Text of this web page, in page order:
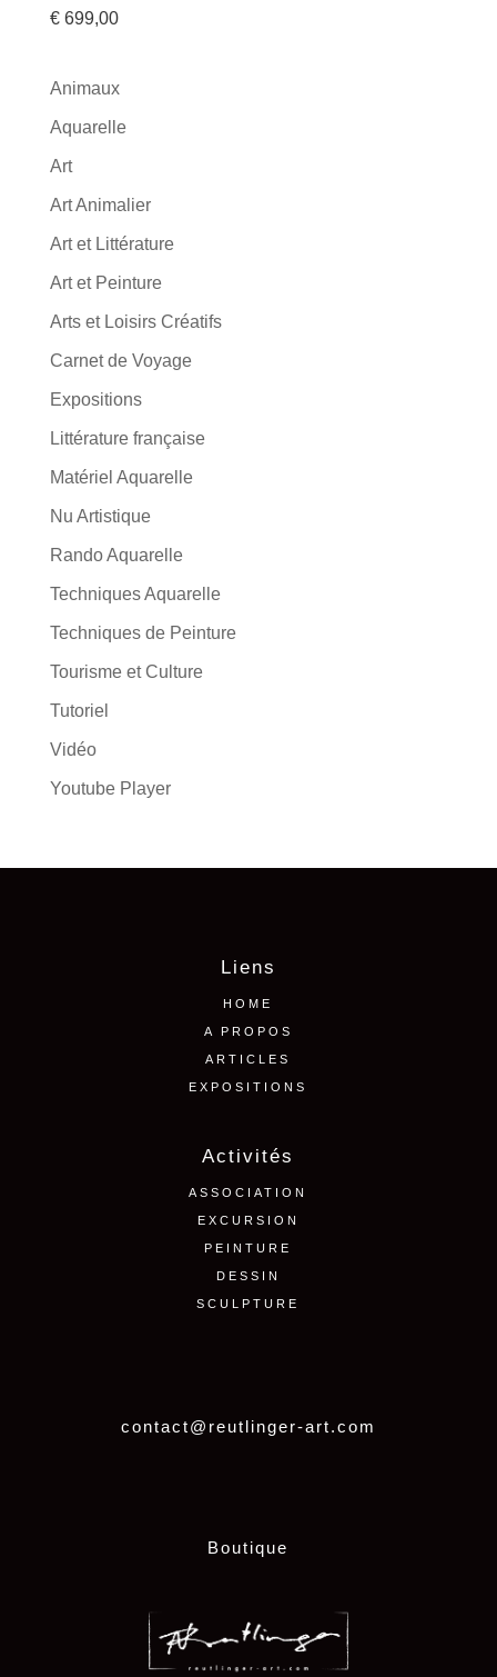
€699,00
Animaux
Aquarelle
Art
Art Animalier
Art et Littérature
Art et Peinture
Arts et Loisirs Créatifs
Carnet de Voyage
Expositions
Littérature française
Matériel Aquarelle
Nu Artistique
Rando Aquarelle
Techniques Aquarelle
Techniques de Peinture
Tourisme et Culture
Tutoriel
Vidéo
Youtube Player
Liens
HOME
A PROPOS
ARTICLES
EXPOSITIONS
Activités
ASSOCIATION
EXCURSION
PEINTURE
DESSIN
SCULPTURE
contact@reutlinger-art.com
Boutique